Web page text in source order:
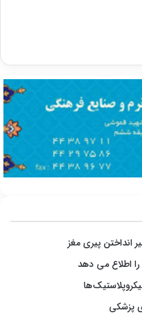
انداختن پیری مغز
اطلاع می دهد